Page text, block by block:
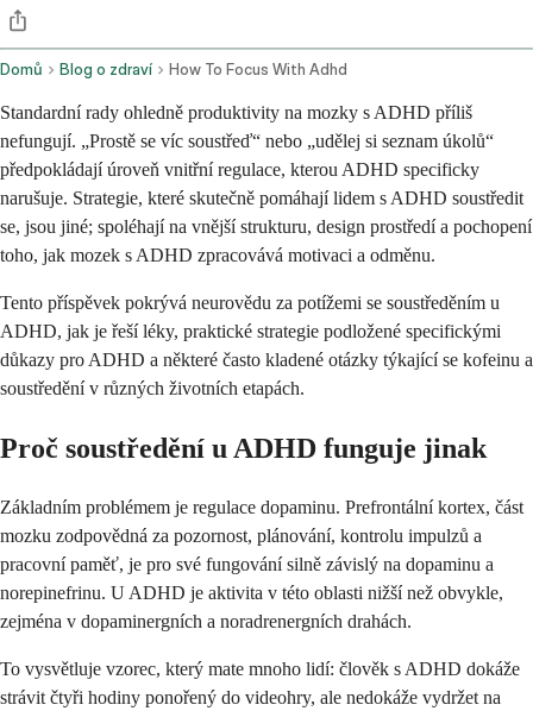
Domů Blog o zdraví How To Focus With Adhd
Standardní rady ohledně produktivity na mozky s ADHD příliš
nefungují. „Prostě se víc soustřeď“ nebo „udělej si seznam úkolů“
předpokládají úroveň vnitřní regulace, kterou ADHD specificky
narušuje. Strategie, které skutečně pomáhají lidem s ADHD soustředit
se, jsou jiné; spoléhají na vnější strukturu, design prostředí a pochopení
toho, jak mozek s ADHD zpracovává motivaci a odměnu.
Tento příspěvek pokrývá neurovědu za potížemi se soustředěním u
ADHD, jak je řeší léky, praktické strategie podložené specifickými
důkazy pro ADHD a některé často kladené otázky týkající se kofeinu a
soustředění v různých životních etapách.
Proč soustředění u ADHD funguje jinak
Základním problémem je regulace dopaminu. Prefrontální kortex, část
mozku zodpovědná za pozornost, plánování, kontrolu impulzů a
pracovní paměť, je pro své fungování silně závislý na dopaminu a
norepinefrinu. U ADHD je aktivita v této oblasti nižší než obvykle,
zejména v dopaminergních a noradrenergních drahách.
To vysvětluje vzorec, který mate mnoho lidí: člověk s ADHD dokáže
strávit čtyři hodiny ponořený do videohry, ale nedokáže vydržet na